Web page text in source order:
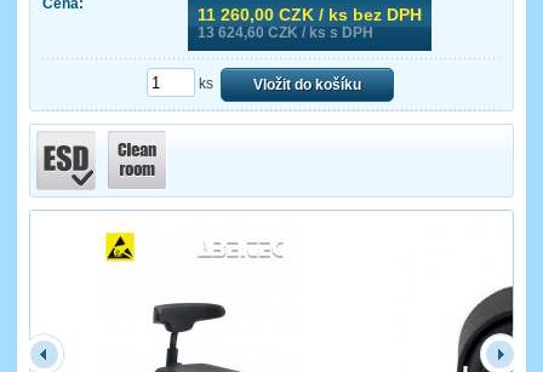
Cena:
11 260,00 CZK / ks bez DPH
13 624,60 CZK / ks s DPH
ks Vložit do košíku